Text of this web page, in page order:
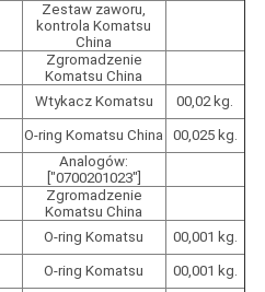
Zestaw zaworu,
kontrola Komatsu
China
Zgromadzenie
Komatsu China
Wtykacz Komatsu 00,02 kg.
O-ring Komatsu China
00,025 kg.
Analogów:
["0700201023"]
Zgromadzenie
Komatsu China
O-ring Komatsu 00,001 kg.
O-ring Komatsu 00,001 kg.